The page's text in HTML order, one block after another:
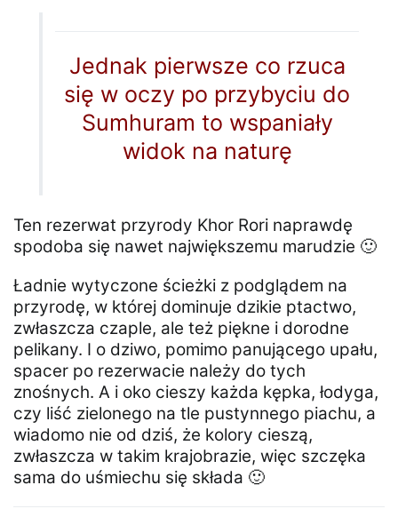
Jednak pierwsze co rzuca
się w oczy po przybyciu do
Sumhuram to wspaniały
widok na naturę
Ten rezerwat przyrody Khor Rori naprawdę
spodoba się nawet największemu marudzie 🙂
Ładnie wytyczone ścieżki z podglądem na
przyrodę, w której dominuje dzikie ptactwo,
zwłaszcza czaple, ale też piękne i dorodne
pelikany. I o dziwo, pomimo panującego upału,
spacer po rezerwacie należy do tych
znośnych. A i oko cieszy każda kępka, łodyga,
czy liść zielonego na tle pustynnego piachu, a
wiadomo nie od dziś, że kolory cieszą,
zwłaszcza w takim krajobrazie, więc szczęka
sama do uśmiechu się składa 🙂